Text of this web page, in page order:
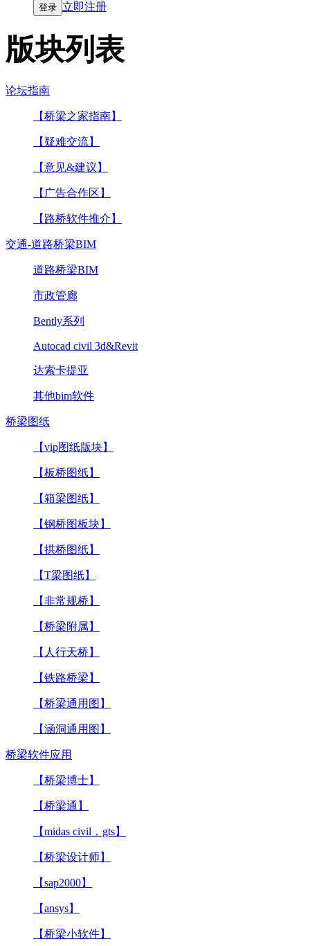
登录 立即注册
版块列表
论坛指南
【桥梁之家指南】
【疑难交流】
【意见&建议】
【广告合作区】
【路桥软件推介】
交通-道路桥梁BIM
道路桥梁BIM
市政管廊
Bently系列
Autocad civil 3d&Revit
达索卡提亚
其他bim软件
桥梁图纸
【vip图纸版块】
【板桥图纸】
【箱梁图纸】
【钢桥图板块】
【拱桥图纸】
【T梁图纸】
【非常规桥】
【桥梁附属】
【人行天桥】
【铁路桥梁】
【桥梁通用图】
【涵洞通用图】
桥梁软件应用
【桥梁博士】
【桥梁通】
【midas civil，gts】
【桥梁设计师】
【sap2000】
【ansys】
【桥梁小软件】